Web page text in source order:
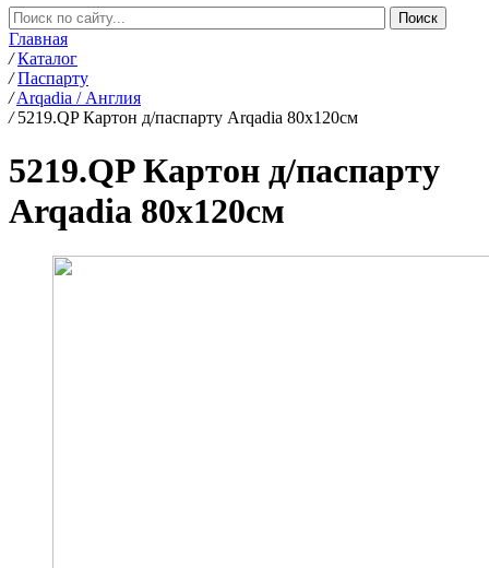
Главная
/ Каталог
/ Паспарту
/ Arqadia / Англия
/ 5219.QP Картон д/паспарту Arqadia 80х120см
5219.QP Картон д/паспарту
Arqadia 80х120см